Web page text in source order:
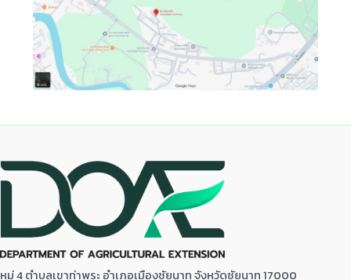
หมู่ 4 ตำบลเขาท่าพระ อำเภอเมืองชัยนาท จังหวัดชัยนาท 17000